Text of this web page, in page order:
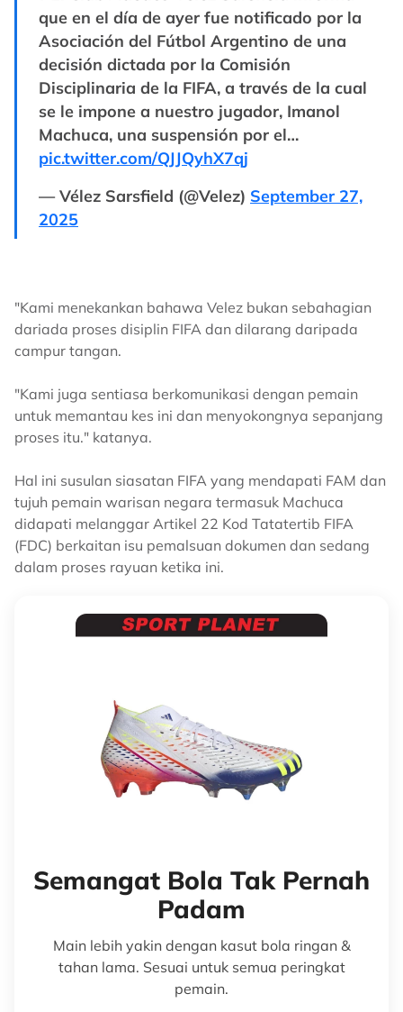
que en el día de ayer fue notificado por la
Asociación del Fútbol Argentino de una
decisión dictada por la Comisión
Disciplinaria de la FIFA, a través de la cual
se le impone a nuestro jugador, Imanol
Machuca, una suspensión por el…
pic.twitter.com/QJJQyhX7qj
— Vélez Sarsfield (@Velez) September 27,
2025
"Kami menekankan bahawa Velez bukan sebahagian
dariada proses disiplin FIFA dan dilarang daripada
campur tangan.
"Kami juga sentiasa berkomunikasi dengan pemain
untuk memantau kes ini dan menyokongnya sepanjang
proses itu." katanya.
Hal ini susulan siasatan FIFA yang mendapati FAM dan
tujuh pemain warisan negara termasuk Machuca
didapati melanggar Artikel 22 Kod Tatatertib FIFA
(FDC) berkaitan isu pemalsuan dokumen dan sedang
dalam proses rayuan ketika ini.
Semangat Bola Tak Pernah
Padam
Main lebih yakin dengan kasut bola ringan &
tahan lama. Sesuai untuk semua peringkat
pemain.